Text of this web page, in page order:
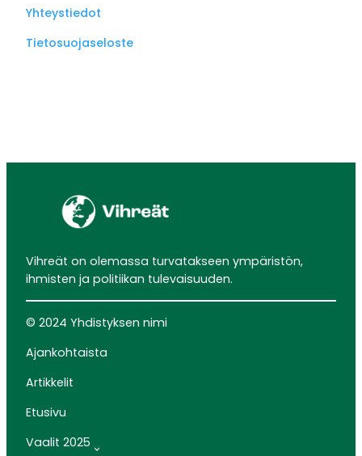
Yhteystiedot
Tietosuojaseloste
Vihreät on olemassa turvatakseen ympäristön,
ihmisten ja politiikan tulevaisuuden.
© 2024 Yhdistyksen nimi
Ajankohtaista
Artikkelit
Etusivu
Vaalit 2025